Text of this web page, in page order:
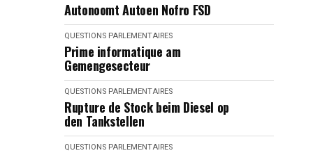
Autonoomt Autoen Nofro FSD
QUESTIONS PARLEMENTAIRES
Prime informatique am
Gemengesecteur
QUESTIONS PARLEMENTAIRES
Rupture de Stock beim Diesel op
den Tankstellen
QUESTIONS PARLEMENTAIRES